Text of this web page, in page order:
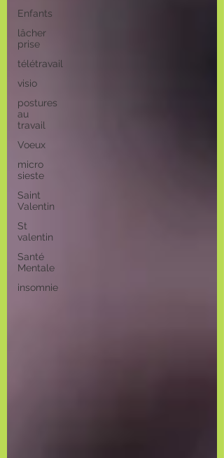
Enfants
lâcher
prise
télétravail
visio
postures
au
travail
Voeux
micro
sieste
Saint
Valentin
St
valentin
Santé
Mentale
insomnie